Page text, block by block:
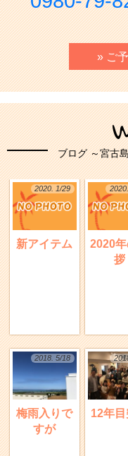
» ご
ブログ ～宮古
2020. 1/29
新アイテム
2020
拶
2018. 5/18
梅雨入りで
すが
12年目